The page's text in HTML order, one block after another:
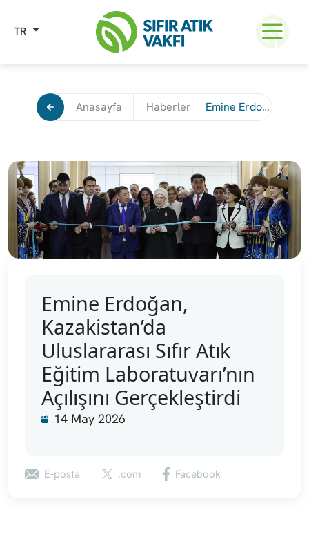
TR
Anasayfa Haberler Emine Erdoğan, Kazakistan’da Uluslararası Sıfır Atık Eğitim Laboratuvarı’nın Açılışını Gerçekleştirdi
Emine Erdoğan,
Kazakistan’da
Uluslararası Sıfır Atık
Eğitim Laboratuvarı’nın
Açılışını Gerçekleştirdi
14 May 2026
E-posta .com Facebook